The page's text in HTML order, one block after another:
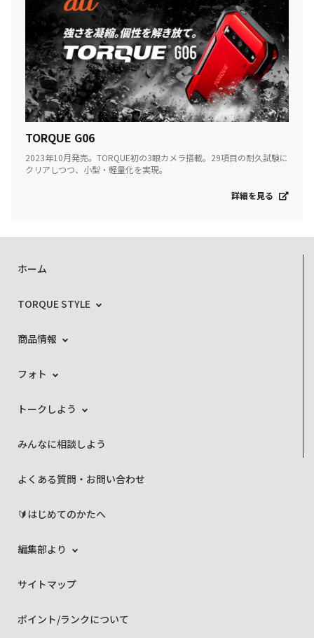
TORQUE G06
2023年10月発売。TORQUE初の3眼カメラ搭載。29項目の耐久試験に
クリアしつつ、小型・軽量化を実現。
詳細を見る
ホーム
TORQUE STYLE
商品情報
フォト
トークしよう
みんなに相談しよう
よくある質問・お問い合わせ
🔰はじめてのかたへ
編集部より
サイトマップ
ポイント/ランクについて